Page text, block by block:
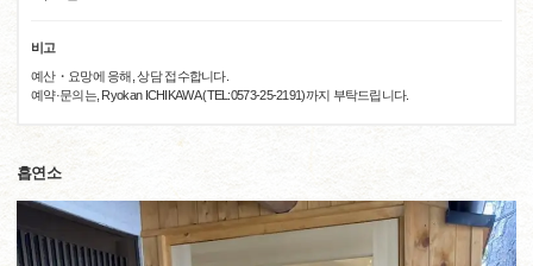
비고
예산・요망에 응해, 상담 접수합니다.
예약·문의는, Ryokan ICHIKAWA (TEL:0573-25-2191)까지 부탁드립니다.
흡연소